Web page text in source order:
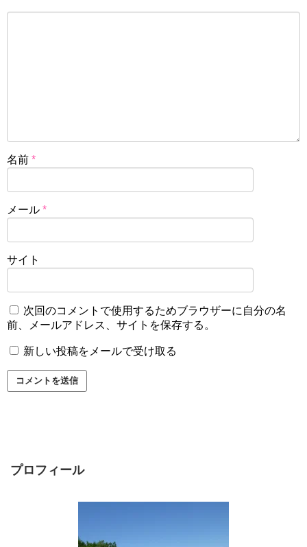
名前 *
メール *
サイト
次回のコメントで使用するためブラウザーに自分の名
前、メールアドレス、サイトを保存する。
新しい投稿をメールで受け取る
プロフィール